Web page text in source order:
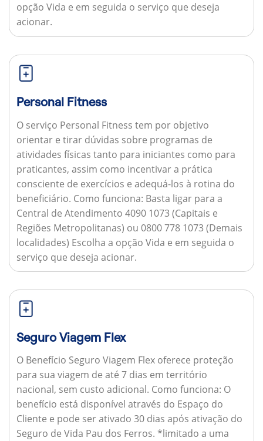
opção Vida e em seguida o serviço que deseja
acionar.
Personal Fitness
O serviço Personal Fitness tem por objetivo
orientar e tirar dúvidas sobre programas de
atividades físicas tanto para iniciantes como para
praticantes, assim como incentivar a prática
consciente de exercícios e adequá-los à rotina do
beneficiário. Como funciona: Basta ligar para a
Central de Atendimento 4090 1073 (Capitais e
Regiões Metropolitanas) ou 0800 778 1073 (Demais
localidades) Escolha a opção Vida e em seguida o
serviço que deseja acionar.
Seguro Viagem Flex
O Benefício Seguro Viagem Flex oferece proteção
para sua viagem de até 7 dias em território
nacional, sem custo adicional. Como funciona: O
benefício está disponível através do Espaço do
Cliente e pode ser ativado 30 dias após ativação do
Seguro de Vida Pau dos Ferros. *limitado a uma